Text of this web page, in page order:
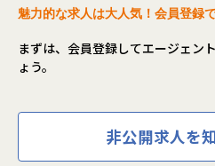
魅力的な求人は大人気！会員登録
まずは、会員登録してエージェン
ょう。
非公開求人を